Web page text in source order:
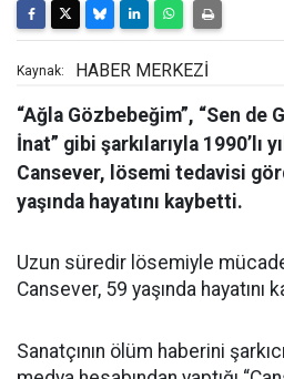
Kaynak: HABER MERKEZİ
“Ağla Gözbebeğim”, “Sen de
İnat” gibi şarkılarıyla 1990’lı
Cansever, lösemi tedavisi
yaşında hayatını kaybetti.
Uzun süredir lösemiyle
Cansever, 59 yaşında hayatını
Sanatçının ölüm haberini